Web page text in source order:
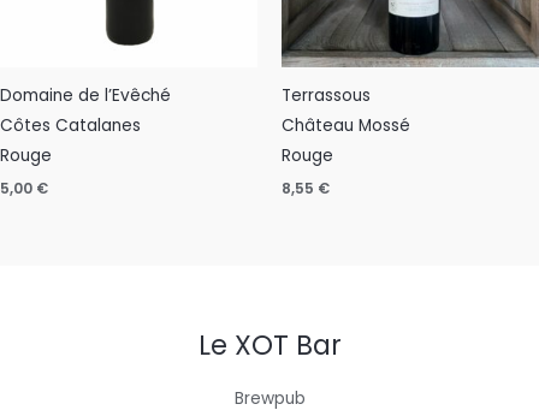
Domaine de l’Evêché
Côtes Catalanes
Rouge
5,00 €
Terrassous
Château Mossé
Rouge
8,55 €
Le XOT Bar
Brewpub